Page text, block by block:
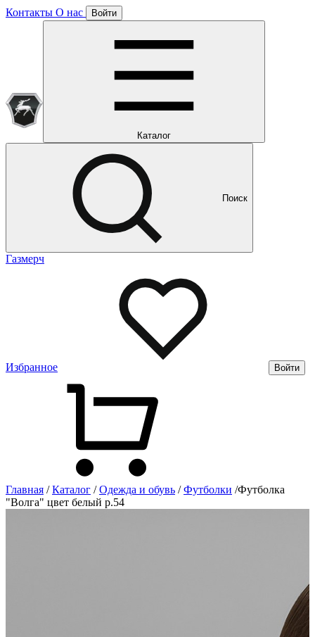
Контакты О нас Войти
Каталог
Поиск
Газмерч
Избранное Войти
Главная / Каталог / Одежда и обувь / Футболки /Футболка
"Волга" цвет белый р.54
Отлично!
Подписка уже оформлена